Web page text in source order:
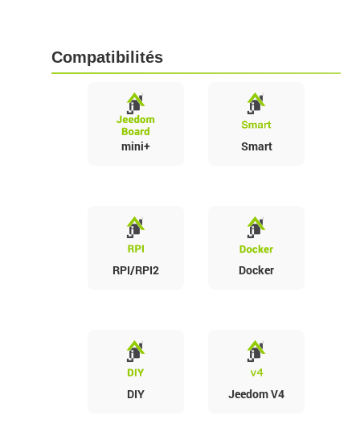
Compatibilités
mini+ Smart
RPI/RPI2 Docker
DIY Jeedom V4